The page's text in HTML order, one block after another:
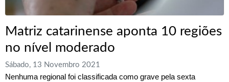
Matriz catarinense aponta 10 regiões
no nível moderado
Sábado, 13 Novembro 2021
Nenhuma regional foi classificada como grave pela sexta